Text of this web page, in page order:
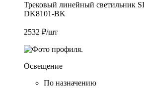
Трековый линейный светильник
DK8101-BK
2532 ₽/шт
Освещение
По назначению